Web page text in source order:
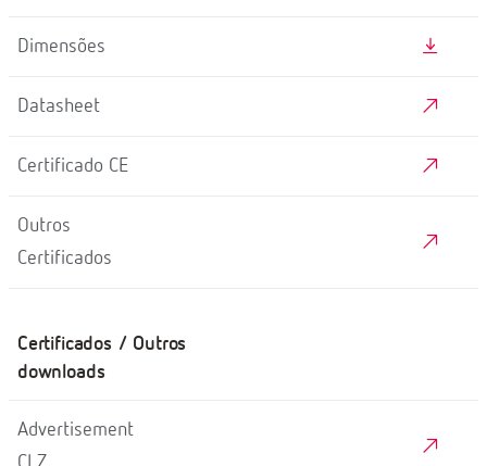
Dimensões
Datasheet
Certificado CE
Outros
Certificados
Certificados / Outros
downloads
Advertisement